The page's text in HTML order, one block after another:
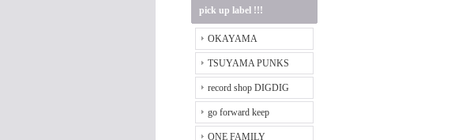
pick up label !!!
OKAYAMA
TSUYAMA PUNKS
record shop DIGDIG
go forward keep
ONE FAMILY